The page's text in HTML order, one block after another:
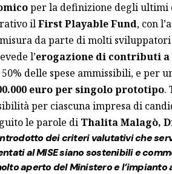
per la definizione degli ultimi
ilFirst Playable Fund, con
da parte di molti
l’erogazione di contributi
delle spese ammissibili, e per
euro per singolo prototipo.
per ciascuna impresa di
le parole di Thalita Malagò,
dei criteri valutativi che
al MISE siano sostenibili e
aperto del Ministero e